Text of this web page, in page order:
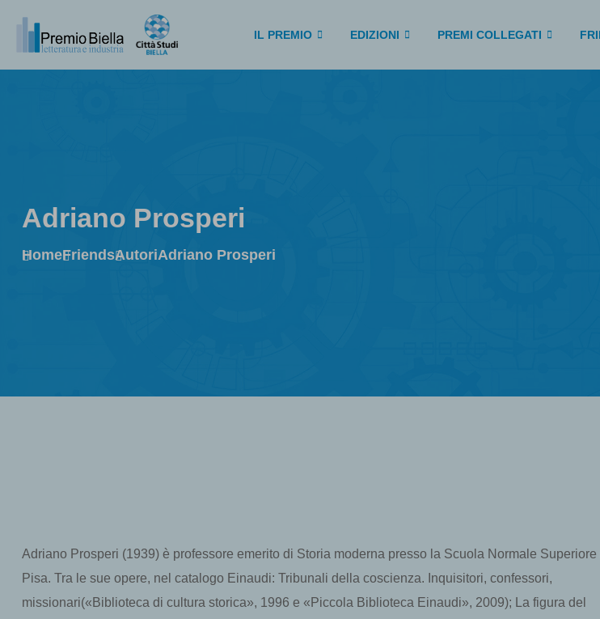
IL PREMIO EDIZIONI PREMI COLLEGATI
Adriano Prosperi
HomeFriendsAutoriAdriano Prosperi
Adriano Prosperi (1939) è professore emerito di Storia moderna presso la Scuola Normale Superiore
Pisa. Tra le sue opere, nel catalogo Einaudi: Tribunali della coscienza. Inquisitori, confessori,
missionari(«Biblioteca di cultura storica», 1996 e «Piccola Biblioteca Einaudi», 2009); La figura del